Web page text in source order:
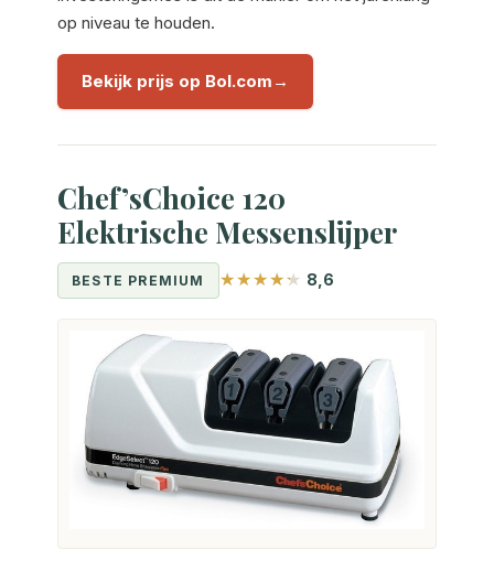
op niveau te houden.
Bekijk prijs op Bol.com
Chef’sChoice 120
Elektrische Messenslijper
BESTE PREMIUM 8,6